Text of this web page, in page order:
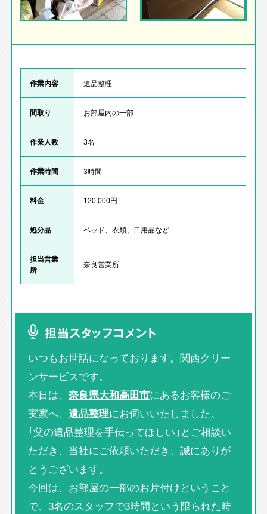
作業内容 遺品整理
間取り お部屋内の一部
作業人数 3名
作業時間 3時間
料金 120,000円
処分品 ベッド、衣類、日用品など
担当営業
所
奈良営業所
担当スタッフコメント
いつもお世話になっております。関西クリー
ンサービスです。
本日は、 奈良県大和高田市にあるお客様のご
実家へ、 遺品整理にお伺いいたしました。
「父の遺品整理を手伝ってほしい」とご相談い
ただき、当社にご依頼いただき、誠にありが
とうございます。
今回は、お部屋の一部のお片付けということ
で、3名のスタッフで3時間という限られた時